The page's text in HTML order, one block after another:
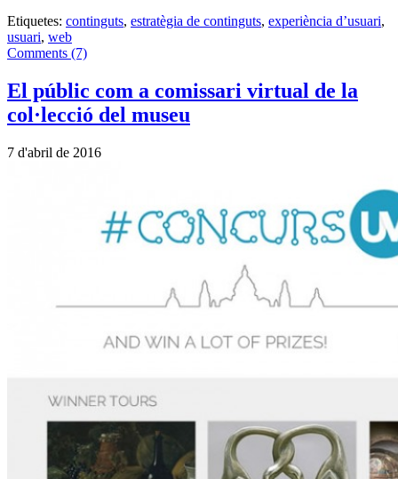
Etiquetes: continguts, estratègia de continguts, experiència d’usuari,
usuari, web
Comments (7)
El públic com a comissari virtual de la
col·lecció del museu
7 d'abril de 2016